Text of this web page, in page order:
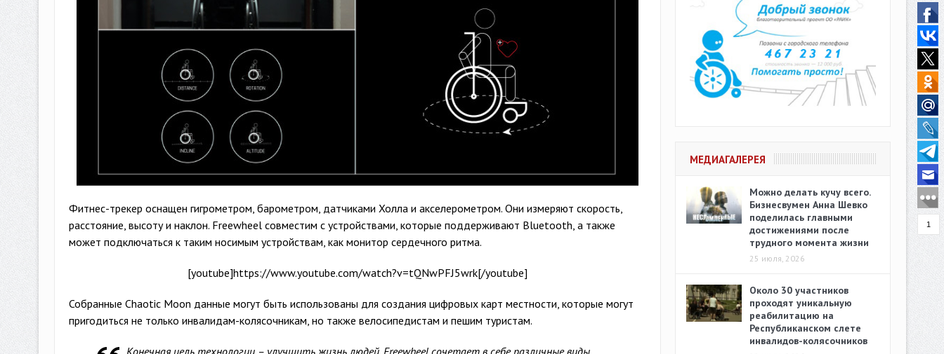
Фитнес-трекер оснащен гигрометром, барометром, датчиками Холла и акселерометром. Они измеряют скорость,
расстояние, высоту и наклон. Freewheel совместим с устройствами, которые поддерживают Bluetooth, а также
может подключаться к таким носимым устройствам, как монитор сердечного ритма.
[youtube]https://www.youtube.com/watch?v=tQNwPFJ5wrk[/youtube]
Собранные Chaotic Moon данные могут быть использованы для создания цифровых карт местности, которые могут
пригодиться не только инвалидам-колясочникам, но также велосипедистам и пешим туристам.
Конечная цель технологии – улучшить жизнь людей. Freewheel сочетает в себе различные виды
МЕДИАГАЛЕРЕЯ
Можно делать кучу всего.
Бизнесвумен Анна Шевко
поделилась главными
достижениями после
трудного момента жизни
25 июля, 2026
Около 30 участников
проходят уникальную
реабилитацию на
Республиканском слете
инвалидов-колясочников
1